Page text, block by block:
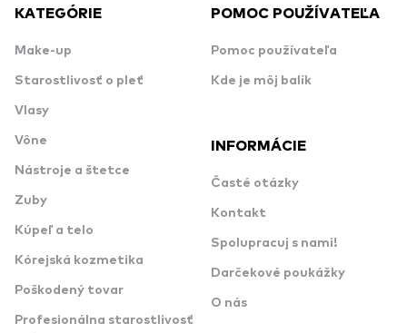
KATEGÓRIE
Make-up
Starostlivosť o pleť
Vlasy
Vône
Nástroje a štetce
Zuby
Kúpeľ a telo
Kórejská kozmetika
Poškodený tovar
Profesionálna starostlivosť
POMOC POUŽÍVATEĽA
Pomoc používateľa
Kde je môj balík
INFORMÁCIE
Časté otázky
Kontakt
Spolupracuj s nami!
Darčekové poukážky
O nás